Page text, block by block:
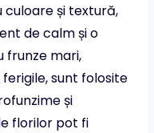
și textură,
de calm și o
frunze mari,
sunt folosite
și
florilor pot fi